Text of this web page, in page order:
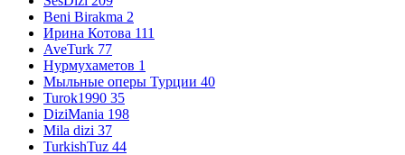
Beni Birakma 2
Ирина Котова 111
AveTurk 77
Нурмухаметов 1
Мыльные оперы Турции 40
Turok1990 35
DiziMania 198
Mila dizi 37
TurkishTuz 44